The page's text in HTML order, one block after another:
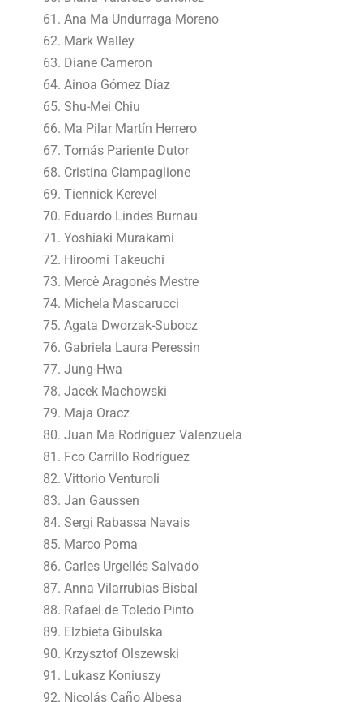
Ana Ma Undurraga Moreno
Mark Walley
Diane Cameron
Ainoa Gómez Díaz
Shu-Mei Chiu
Ma Pilar Martín Herrero
Tomás Pariente Dutor
Cristina Ciampaglione
Tiennick Kerevel
Eduardo Lindes Burnau
Yoshiaki Murakami
Hiroomi Takeuchi
Mercè Aragonés Mestre
Michela Mascarucci
Agata Dworzak-Subocz
Gabriela Laura Peressin
Jung-Hwa
Jacek Machowski
Maja Oracz
Juan Ma Rodríguez Valenzuela
Fco Carrillo Rodríguez
Vittorio Venturoli
Jan Gaussen
Sergi Rabassa Navais
Marco Poma
Carles Urgellés Salvado
Anna Vilarrubias Bisbal
Rafael de Toledo Pinto
Elzbieta Gibulska
Krzysztof Olszewski
Lukasz Koniuszy
Nicolás Caño Albesa